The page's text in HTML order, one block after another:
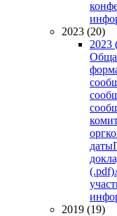
2023 (20)
2023
даты
(.pdf)
2019 (19)